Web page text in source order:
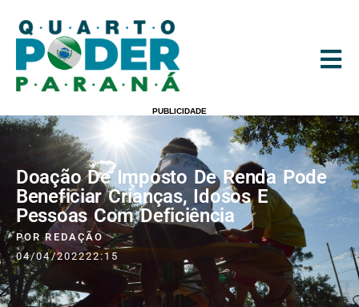
PUBLICIDADE
Doação De Imposto De Renda Pode
Beneficiar Crianças, Idosos E
Pessoas Com Deficiência
PORREDAÇÃO
04/04/202222:15